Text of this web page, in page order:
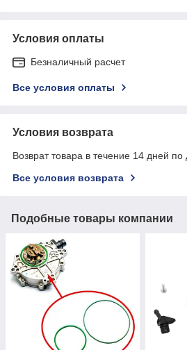
Условия оплаты
Безналичный расчет
Все условия оплаты
Условия возврата
Возврат товара в течение 14 дней по
Все условия возврата
Подобные товары компании